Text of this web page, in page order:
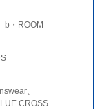
b・ROOM
、
CROSS